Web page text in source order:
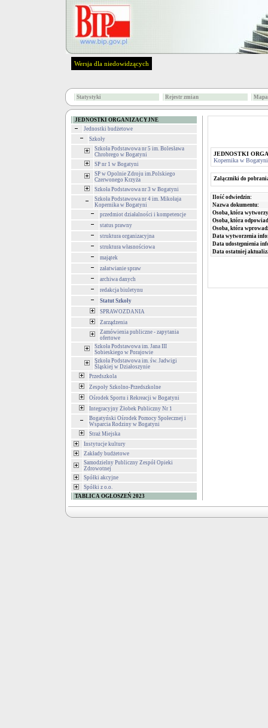
Wersja dla niedowidzących
Statystyki Rejestr zmian
JEDNOSTKI ORGANIZACYJNE
Jednostki budżetowe
Szkoły
Szkoła Podstawowa nr 5 im. Bolesława
Chrobrego w Bogatyni
SP nr 1 w Bogatyni
SP w Opolnie Zdroju im.Polskiego
Czerwonego Krzyża
Szkoła Podstawowa nr 3 w Bogatyni
Szkoła Podstawowa nr 4 im. Mikołaja
Kopernika w Bogatyni
przedmiot działalności i kompetencje
status prawny
struktura organizacyjna
struktura własnościowa
majątek
załatwianie spraw
archiwa danych
redakcja biuletynu
Statut Szkoły
SPRAWOZDANIA
Zarządzenia
Zamówienia publiczne - zapytania
ofertowe
Szkoła Podstawowa im. Jana III
Sobieskiego w Porajowie
Szkoła Podstawowa im. św. Jadwigi
Śląskiej w Działoszynie
Przedszkola
Zespoły Szkolno-Przedszkolne
Ośrodek Sportu i Rekreacji w Bogatyni
Integracyjny Żłobek Publiczny Nr 1
Bogatyński Ośrodek Pomocy Społecznej i
Wsparcia Rodziny w Bogatyni
Straż Miejska
Instytucje kultury
Zakłady budżetowe
Samodzielny Publiczny Zespół Opieki
Zdrowotnej
Spółki akcyjne
Spółki z o.o.
TABLICA OGŁOSZEŃ 2023
JEDNOSTKI
Kopernika w Bogatyni
Załączniki do
Ilość odwiedzin:
Nazwa dokumentu:
Osoba, która
Osoba, która
Osoba, która
Data wytworzenia
Data udostępnienia
Data ostatniej